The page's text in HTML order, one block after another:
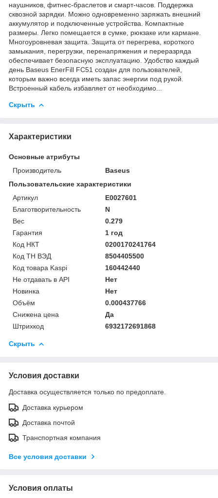
наушников, фитнес-браслетов и смарт-часов. Поддержка
сквозной зарядки. Можно одновременно заряжать внешний
аккумулятор и подключенные устройства. Компактные
размеры. Легко помещается в сумке, рюкзаке или кармане.
Многоуровневая защита. Защита от перегрева, короткого
замыкания, перегрузки, перенапряжения и переразряда
обеспечивает безопасную эксплуатацию. Удобство каждый
день Baseus EnerFill FC51 создан для пользователей,
которым важно всегда иметь запас энергии под рукой.
Встроенный кабель избавляет от необходимо...
Скрыть
Характеристики
Основные атрибуты
Производитель
Baseus
Пользовательские характеристики
Артикул
E0027601
Благотворительность
N
Вес
0.279
Гарантия
1 год
Код НКТ
0200170241764
Код ТН ВЭД
8504405500
Код товара Kaspi
160442440
Не отдавать в API
Нет
Новинка
Нет
Объём
0.000437766
Снижена цена
Да
Штрихкод
6932172691868
Скрыть
Условия доставки
Доставка осуществляется только по предоплате.
Доставка курьером
Доставка почтой
Транспортная компания
Все условия доставки
Условия оплаты